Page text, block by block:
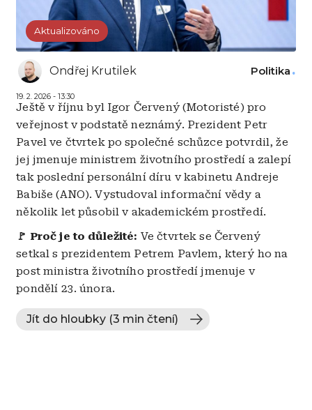
Aktualizováno
Ondřej Krutilek
19. 2. 2026 - 13:30
Politika
Ještě v říjnu byl Igor Červený (Motoristé) pro
veřejnost v podstatě neznámý. Prezident Petr
Pavel ve čtvrtek po společné schůzce potvrdil, že
jej jmenuje ministrem životního prostředí a zalepí
tak poslední personální díru v kabinetu Andreje
Babiše (ANO). Vystudoval informační vědy a
několik let působil v akademickém prostředí.
🚩 Proč je to důležité: Ve čtvrtek se Červený
setkal s prezidentem Petrem Pavlem, který ho na
post ministra životního prostředí jmenuje v
pondělí 23. února.
Jít do hloubky (3 min čtení)